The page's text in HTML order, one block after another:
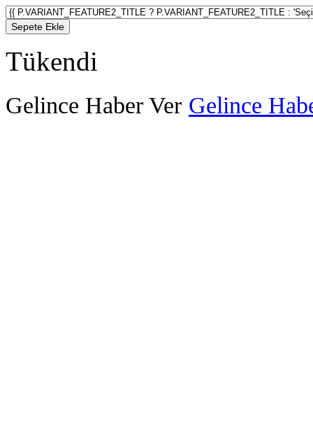
Sepete Ekle
Tükendi
Gelince Haber Ver Gelince